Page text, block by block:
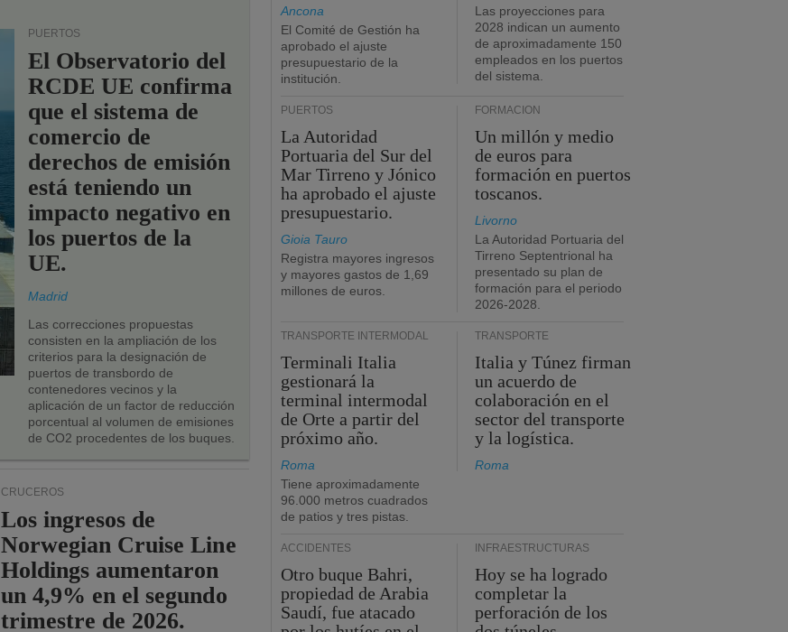
PUERTOS
El Observatorio del
RCDE UE confirma
que el sistema de
comercio de
derechos de emisión
está teniendo un
impacto negativo en
los puertos de la
UE.
Madrid
Las correcciones propuestas
consisten en la ampliación de los
criterios para la designación de
puertos de transbordo de
contenedores vecinos y la
aplicación de un factor de reducción
porcentual al volumen de emisiones
de CO2 procedentes de los buques.
CRUCEROS
Los ingresos de
Norwegian Cruise Line
Holdings aumentaron
un 4,9% en el segundo
trimestre de 2026.
Ancona
El Comité de Gestión ha
aprobado el ajuste
presupuestario de la
institución.
Las proyecciones para
2028 indican un aumento
de aproximadamente 150
empleados en los puertos
del sistema.
PUERTOS
La Autoridad
Portuaria del Sur del
Mar Tirreno y Jónico
ha aprobado el ajuste
presupuestario.
Gioia Tauro
Registra mayores ingresos
y mayores gastos de 1,69
millones de euros.
FORMACIÓN
Un millón y medio
de euros para
formación en puertos
toscanos.
Livorno
La Autoridad Portuaria del
Tirreno Septentrional ha
presentado su plan de
formación para el periodo
2026-2028.
TRANSPORTE INTERMODAL
Terminali Italia
gestionará la
terminal intermodal
de Orte a partir del
próximo año.
Roma
Tiene aproximadamente
96.000 metros cuadrados
de patios y tres pistas.
TRANSPORTE
Italia y Túnez firman
un acuerdo de
colaboración en el
sector del transporte
y la logística.
Roma
ACCIDENTES
Otro buque Bahri,
propiedad de Arabia
Saudí, fue atacado
INFRAESTRUCTURAS
Hoy se ha logrado
completar la
perforación de los